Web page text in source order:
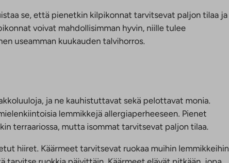
se, että pienetkin kilpikonnat tarvitsevat paljon tilaa ja
voivat mahdollisimman hyvin, niille tulee
useamman kuukauden talvihorros.
ja ne kauhistuttavat sekä pelottavat monia.
lemmikkejä allergiaperheeseen. Pienet
terraariossa, mutta isommat tarvitsevat paljon tilaa.
hiiret. Käärmeet tarvitsevat ruokaa muihin lemmikkeihin